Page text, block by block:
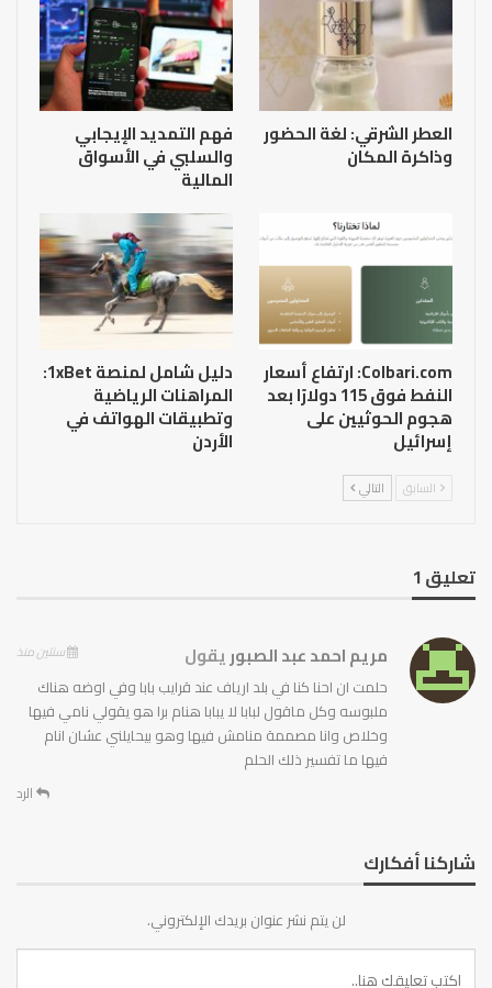
العطر الشرقي: لغة الحضور
وذاكرة المكان
فهم التمديد الإيجابي
والسلبي في الأسواق
المالية
Colbari.com: ارتفاع أسعار
النفط فوق 115 دولارًا بعد
هجوم الحوثيين على
إسرائيل
دليل شامل لمنصة 1xBet:
المراهنات الرياضية
وتطبيقات الهواتف في
الأردن
السابق التالي
تعليق 1
مريم احمد عبد الصبوريقول سنتين منذ
حلمت ان احنا كنا في بلد ارياف عند قرايب بابا وفي اوضه هناك
ملبوسه وكل ماقول لبابا لا يبابا هنام برا هو يقولي نامي فيها
وخلاص وانا مصممة منامش فيها وهو بيحايلني عشان انام
فيها ما تفسير ذلك الحلم
الرد
شاركنا أفكارك
لن يتم نشر عنوان بريدك الإلكتروني.